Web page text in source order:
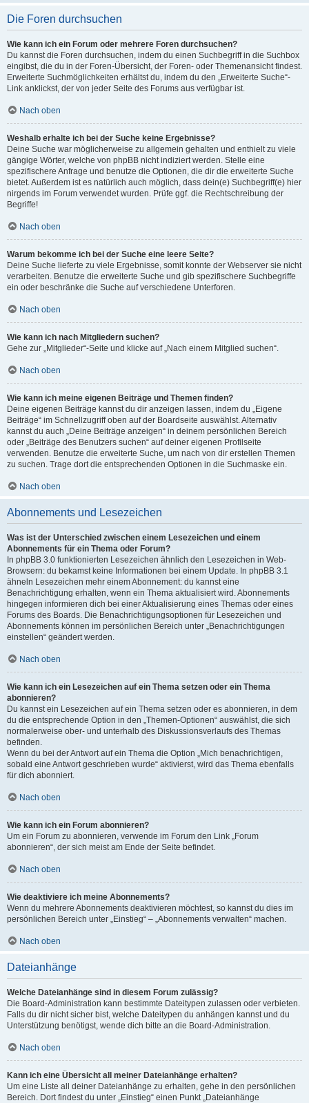
Die Foren durchsuchen
Wie kann ich ein Forum oder mehrere Foren durchsuchen?
Du kannst die Foren durchsuchen, indem du einen Suchbegriff in die Suchbox
eingibst, die du in der Foren-Übersicht, der Foren- oder Themenansicht findest.
Erweiterte Suchmöglichkeiten erhältst du, indem du den „Erweiterte Suche“-
Link anklickst, der von jeder Seite des Forums aus verfügbar ist.
Nach oben
Weshalb erhalte ich bei der Suche keine Ergebnisse?
Deine Suche war möglicherweise zu allgemein gehalten und enthielt zu viele
gängige Wörter, welche von phpBB nicht indiziert werden. Stelle eine
spezifischere Anfrage und benutze die Optionen, die dir die erweiterte Suche
bietet. Außerdem ist es natürlich auch möglich, dass dein(e) Suchbegriff(e) hier
nirgends im Forum verwendet wurden. Prüfe ggf. die Rechtschreibung der
Begriffe!
Nach oben
Warum bekomme ich bei der Suche eine leere Seite?
Deine Suche lieferte zu viele Ergebnisse, somit konnte der Webserver sie nicht
verarbeiten. Benutze die erweiterte Suche und gib spezifischere Suchbegriffe
ein oder beschränke die Suche auf verschiedene Unterforen.
Nach oben
Wie kann ich nach Mitgliedern suchen?
Gehe zur „Mitglieder“-Seite und klicke auf „Nach einem Mitglied suchen“.
Nach oben
Wie kann ich meine eigenen Beiträge und Themen finden?
Deine eigenen Beiträge kannst du dir anzeigen lassen, indem du „Eigene
Beiträge“ im Schnellzugriff oben auf der Boardseite auswählst. Alternativ
kannst du auch „Deine Beiträge anzeigen“ in deinem persönlichen Bereich
oder „Beiträge des Benutzers suchen“ auf deiner eigenen Profilseite
verwenden. Benutze die erweiterte Suche, um nach von dir erstellen Themen
zu suchen. Trage dort die entsprechenden Optionen in die Suchmaske ein.
Nach oben
Abonnements und Lesezeichen
Was ist der Unterschied zwischen einem Lesezeichen und einem
Abonnements für ein Thema oder Forum?
In phpBB 3.0 funktionierten Lesezeichen ähnlich den Lesezeichen in Web-
Browsern: du bekamst keine Informationen bei einem Update. In phpBB 3.1
ähneln Lesezeichen mehr einem Abonnement: du kannst eine
Benachrichtigung erhalten, wenn ein Thema aktualisiert wird. Abonnements
hingegen informieren dich bei einer Aktualisierung eines Themas oder eines
Forums des Boards. Die Benachrichtigungsoptionen für Lesezeichen und
Abonnements können im persönlichen Bereich unter „Benachrichtigungen
einstellen“ geändert werden.
Nach oben
Wie kann ich ein Lesezeichen auf ein Thema setzen oder ein Thema
abonnieren?
Du kannst ein Lesezeichen auf ein Thema setzen oder es abonnieren, in dem
du die entsprechende Option in den „Themen-Optionen“ auswählst, die sich
normalerweise ober- und unterhalb des Diskussionsverlaufs des Themas
befinden.
Wenn du bei der Antwort auf ein Thema die Option „Mich benachrichtigen,
sobald eine Antwort geschrieben wurde“ aktivierst, wird das Thema ebenfalls
für dich abonniert.
Nach oben
Wie kann ich ein Forum abonnieren?
Um ein Forum zu abonnieren, verwende im Forum den Link „Forum
abonnieren“, der sich meist am Ende der Seite befindet.
Nach oben
Wie deaktiviere ich meine Abonnements?
Wenn du mehrere Abonnements deaktivieren möchtest, so kannst du dies im
persönlichen Bereich unter „Einstieg“ – „Abonnements verwalten“ machen.
Nach oben
Dateianhänge
Welche Dateianhänge sind in diesem Forum zulässig?
Die Board-Administration kann bestimmte Dateitypen zulassen oder verbieten.
Falls du dir nicht sicher bist, welche Dateitypen du anhängen kannst und du
Unterstützung benötigst, wende dich bitte an die Board-Administration.
Nach oben
Kann ich eine Übersicht all meiner Dateianhänge erhalten?
Um eine Liste all deiner Dateianhänge zu erhalten, gehe in den persönlichen
Bereich. Dort findest du unter „Einstieg“ einen Punkt „Dateianhänge